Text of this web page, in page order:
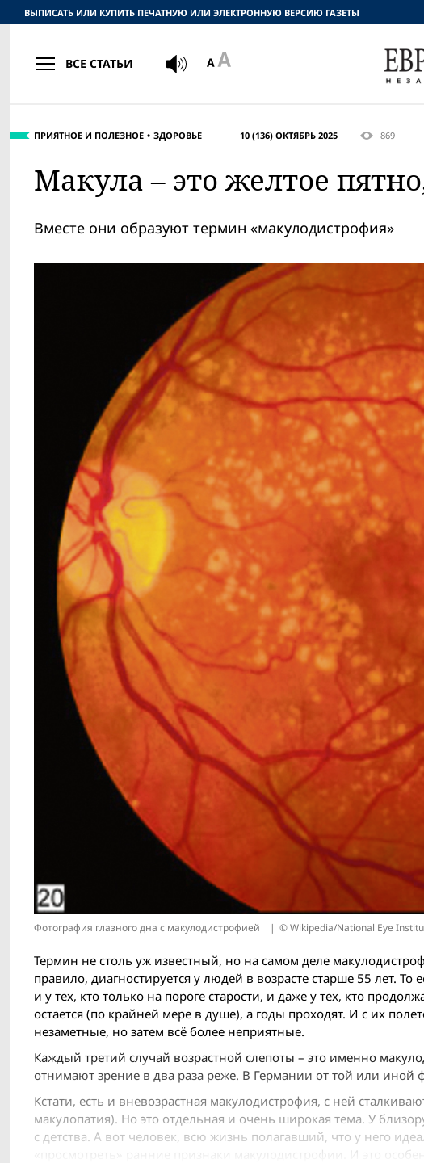
ПРИЯТНОЕ И ПОЛЕЗНОЕ ЗДОРОВЬЕ 10 (136) ОКТЯБРЬ 2025 869
Макула – это желтое
Вместе они образуют термин «макулодистрофия»
Фотография глазного дна с макулодистрофией © Wikipedia/National Eye
Термин не столь уж известный, но на самом деле
правило, диагностируется у людей в возрасте старше 55 лет. То
и у тех, кто только на пороге старости, и даже у тех, кто
остается (по крайней мере в душе), а годы проходят. И с их
незаметные, но затем всё более неприятные.
Каждый третий случай возрастной слепоты – это именно
отнимают зрение в два раза реже. В Германии от той или
Кстати, есть и вневозрастная макулодистрофия, с ней
макулопатия). Но это отдельная и очень широкая тема. У
с детства. А вот человек, всю жизнь полагавший, что у него
«просмотреть» ранние признаки макулодистрофии. И это
ВЫПИСАТЬ ИЛИ КУПИТЬ ПЕЧАТНУЮ ИЛИ ЭЛЕКТРОННУЮ ВЕРСИЮ ГАЗЕТЫ
ВСЕ СТАТЬИ